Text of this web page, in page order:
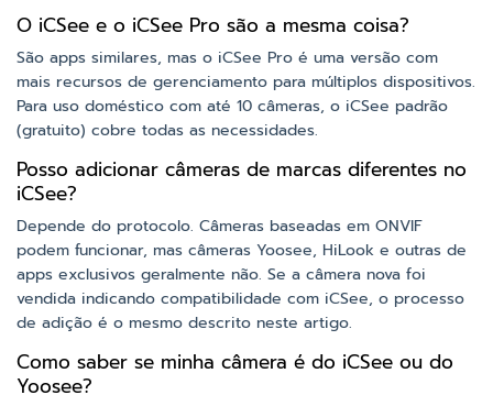
O iCSee e o iCSee Pro são a mesma coisa?
São apps similares, mas o iCSee Pro é uma versão com
mais recursos de gerenciamento para múltiplos dispositivos.
Para uso doméstico com até 10 câmeras, o iCSee padrão
(gratuito) cobre todas as necessidades.
Posso adicionar câmeras de marcas diferentes no
iCSee?
Depende do protocolo. Câmeras baseadas em ONVIF
podem funcionar, mas câmeras Yoosee, HiLook e outras de
apps exclusivos geralmente não. Se a câmera nova foi
vendida indicando compatibilidade com iCSee, o processo
de adição é o mesmo descrito neste artigo.
Como saber se minha câmera é do iCSee ou do
Yoosee?